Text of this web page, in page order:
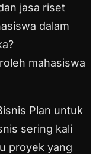
jasa riset
dalam
mahasiswa
Plan untuk
sering kali
proyek yang